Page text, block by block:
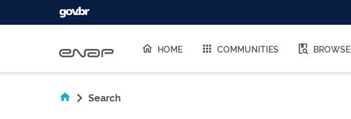
HOME COMMUNITIES BROWSE
Search